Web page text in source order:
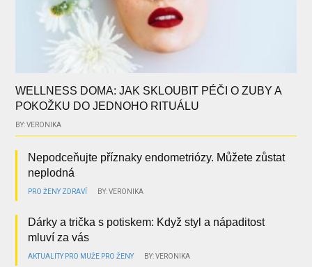
WELLNESS DOMA: JAK SKLOUBIT PÉČI O ZUBY A
POKOŽKU DO JEDNOHO RITUÁLU
BY: VERONIKA
Nepodceňujte příznaky endometriózy. Můžete zůstat
neplodná
PRO ŽENY ZDRAVÍ BY: VERONIKA
Dárky a trička s potiskem: Když styl a nápaditost
mluví za vás
AKTUALITY PRO MUŽE PRO ŽENY BY: VERONIKA